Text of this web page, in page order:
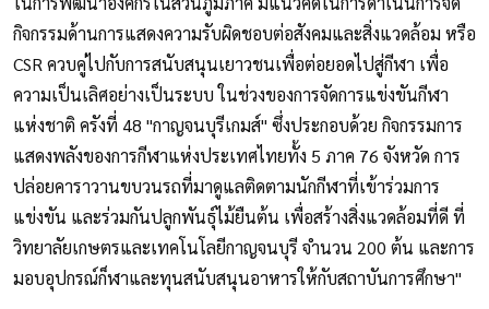
กิจกรรมด้านการแสดงความรับผิดชอบต่อสังคมและสิ่งแวดล้อม หรือ
CSR ควบคู่ไปกับการสนับสนุนเยาวชนเพื่อต่อยอดไปสู่กีฬา เพื่อ
ความเป็นเลิศอย่างเป็นระบบ ในช่วงของการจัดการแข่งขันกีฬา
แห่งชาติ ครังที่ 48 "กาญจนบุรีเกมส์" ซึ่งประกอบด้วย กิจกรรมการ
แสดงพลังของการกีฬาแห่งประเทศไทยทั้ง 5 ภาค 76 จังหวัด การ
ปล่อยคาราวานขบวนรถที่มาดูแลติดตามนักกีฬาที่เข้าร่วมการ
แข่งขัน และร่วมกันปลูกพันธุ์ไม้ยืนต้น เพื่อสร้างสิ่งแวดล้อมที่ดี ที่
วิทยาลัยเกษตรและเทคโนโลยีกาญจนบุรี จำนวน 200 ต้น และการ
มอบอุปกรณ์ก็ฬาและทุนสนับสนุนอาหารให้กับสถาบันการศึกษา"